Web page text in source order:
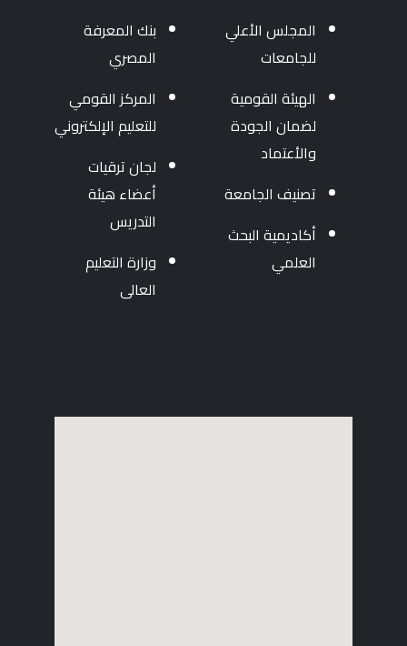
المجلس الأعلي
للجامعات
الهيئة القومية
لضمان الجودة
والأعتماد
تصنيف الجامعة
أكاديمية البحث
العلمي
بنك المعرفة
المصري
المركز القومي
للتعليم الإلكتروني
لجان ترقيات
أعضاء هيئة
التدريس
وزارة التعليم
العالى